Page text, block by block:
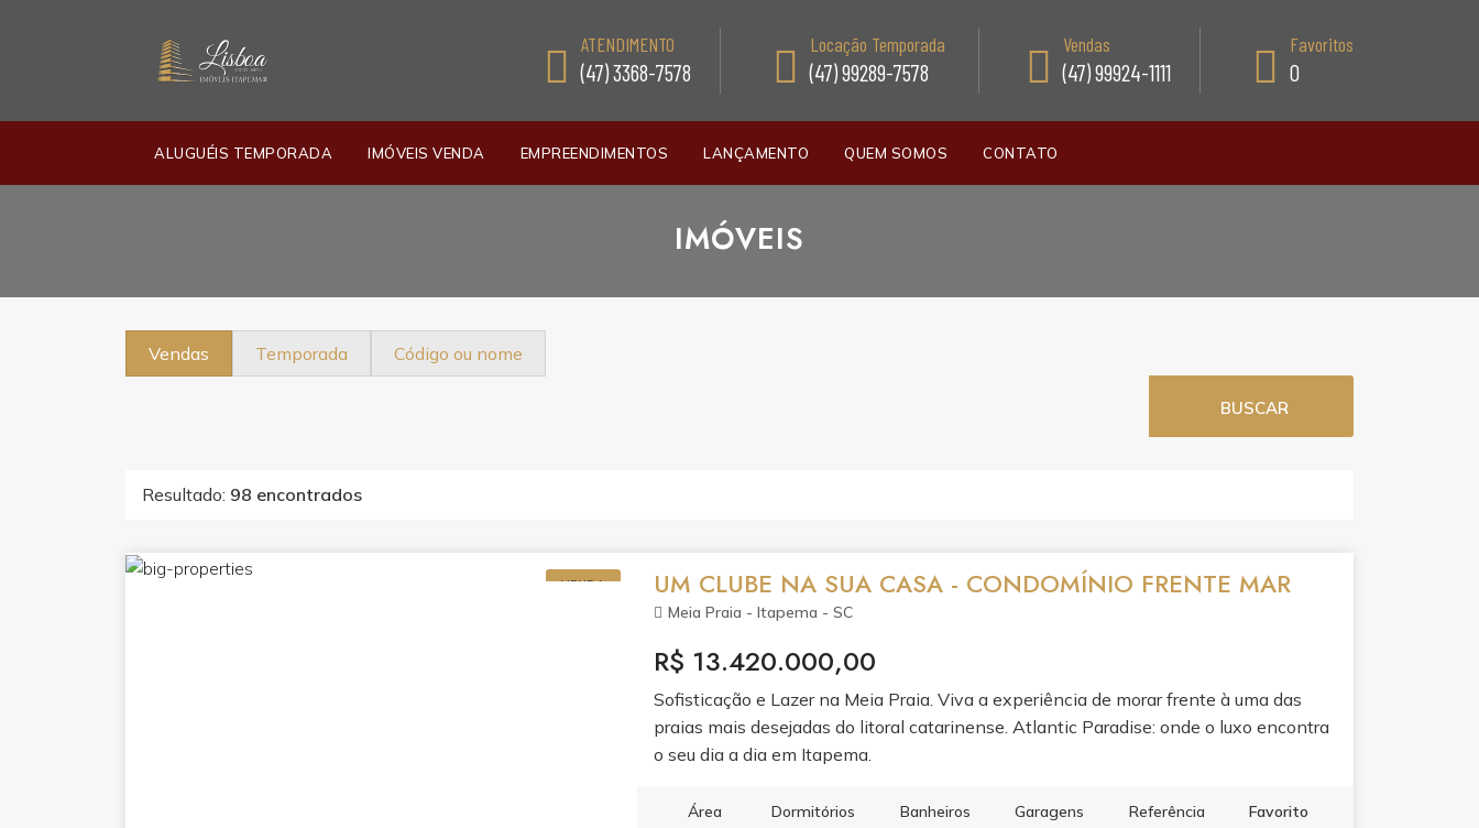
ATENDIMENTO
(47) 3368-7578
Locação Temporada
(47) 99289-7578
Vendas
(47) 99924-1111
Favoritos
0
ALUGUÉIS TEMPORADA IMÓVEIS VENDA EMPREENDIMENTOS LANÇAMENTO QUEM SOMOS CONTATO
IMÓVEIS
Vendas Temporada Código ou nome
BUSCAR
Resultado: 98 encontrados
VENDA UM CLUBE NA SUA CASA - CONDOMÍNIO FRENTE MAR
Meia Praia - Itapema - SC
R$ 13.420.000,00
Sofisticação e Lazer na Meia Praia. Viva a experiência de morar frente à uma das
praias mais desejadas do litoral catarinense. Atlantic Paradise: onde o luxo encontra
o seu dia a dia em Itapema.
Área
Dormitórios
Banheiros
Garagens
Referência
Favorito